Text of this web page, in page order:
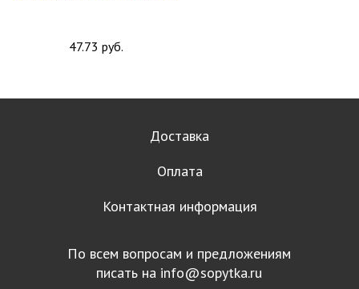
47.73 руб.
Доставка
Оплата
Контактная информация
По всем вопросам и предложениям
писать на info@sopytka.ru